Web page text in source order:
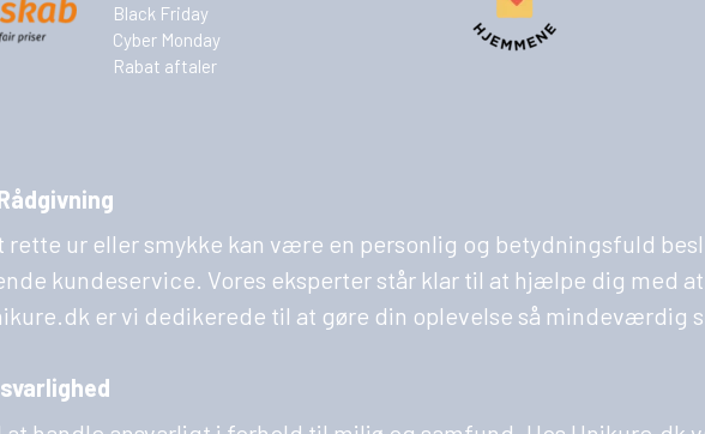
Black Friday
Cyber Monday
Rabat aftaler
rette ur eller smykke kan være en personlig og betydningsfuld
kundeservice. Vores eksperter står klar til at hjælpe dig med
er vi dedikerede til at gøre din oplevelse så mindeværdig